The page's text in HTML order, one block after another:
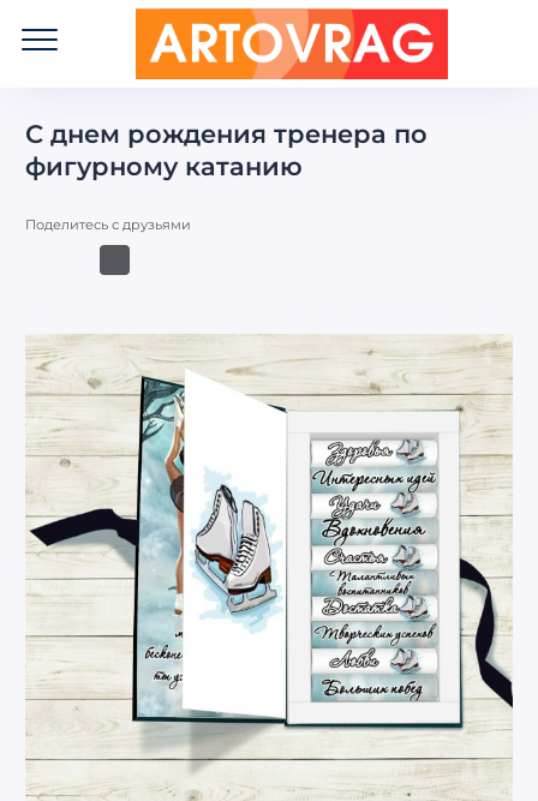
С днем рождения тренера по
фигурному катанию
Поделитесь с друзьями